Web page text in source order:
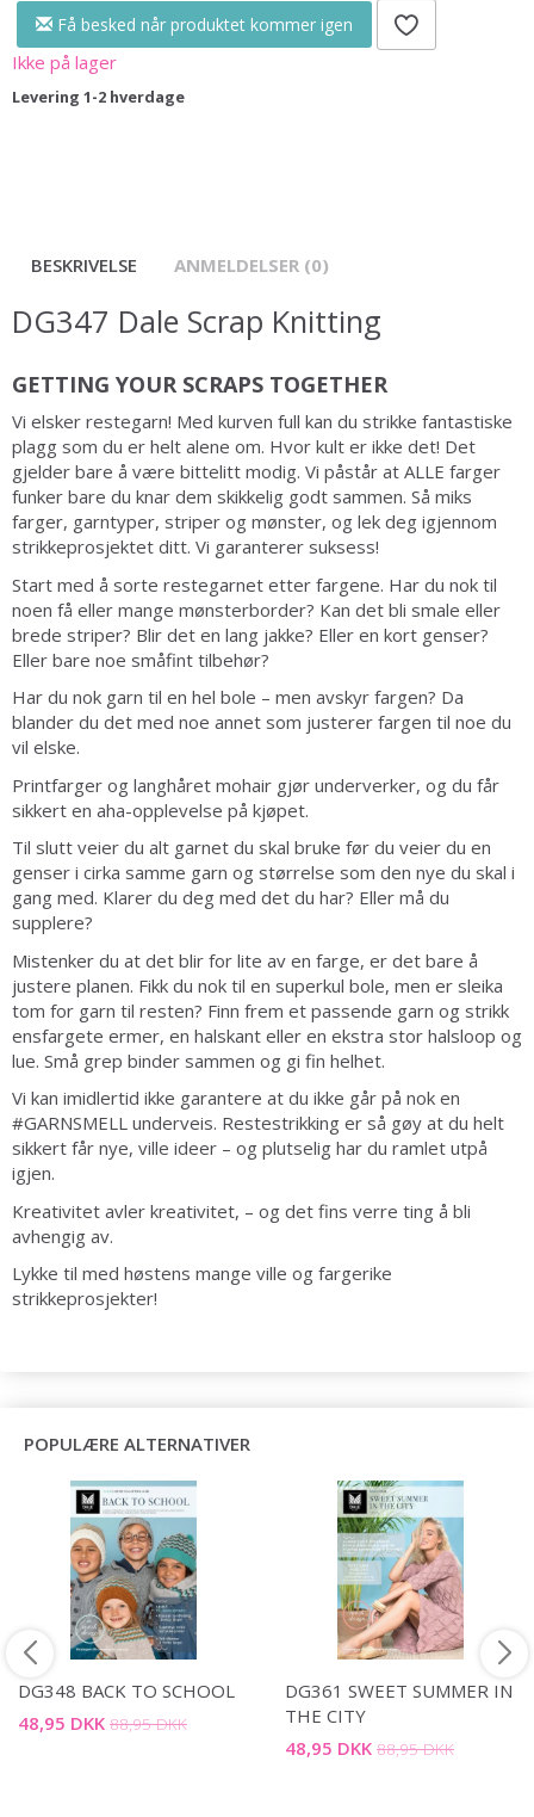
Få besked når produktet kommer igen
Ikke på lager
Levering 1-2 hverdage
BESKRIVELSE ANMELDELSER (0)
DG347 Dale Scrap Knitting
GETTING YOUR SCRAPS TOGETHER
Vi elsker restegarn! Med kurven full kan du strikke fantastiske
plagg som du er helt alene om. Hvor kult er ikke det! Det
gjelder bare å være bittelitt modig. Vi påstår at ALLE farger
funker bare du knar dem skikkelig godt sammen. Så miks
farger, garntyper, striper og mønster, og lek deg igjennom
strikkeprosjektet ditt. Vi garanterer suksess!
Start med å sorte restegarnet etter fargene. Har du nok til
noen få eller mange mønsterborder? Kan det bli smale eller
brede striper? Blir det en lang jakke? Eller en kort genser?
Eller bare noe småfint tilbehør?
Har du nok garn til en hel bole – men avskyr fargen? Da
blander du det med noe annet som justerer fargen til noe du
vil elske.
Printfarger og langhåret mohair gjør underverker, og du får
sikkert en aha-opplevelse på kjøpet.
Til slutt veier du alt garnet du skal bruke før du veier du en
genser i cirka samme garn og størrelse som den nye du skal i
gang med. Klarer du deg med det du har? Eller må du
supplere?
Mistenker du at det blir for lite av en farge, er det bare å
justere planen. Fikk du nok til en superkul bole, men er sleika
tom for garn til resten? Finn frem et passende garn og strikk
ensfargete ermer, en halskant eller en ekstra stor halsloop og
lue. Små grep binder sammen og gi fin helhet.
Vi kan imidlertid ikke garantere at du ikke går på nok en
#GARNSMELL underveis. Restestrikking er så gøy at du helt
sikkert får nye, ville ideer – og plutselig har du ramlet utpå
igjen.
Kreativitet avler kreativitet, – og det fins verre ting å bli
avhengig av.
Lykke til med høstens mange ville og fargerike
strikkeprosjekter!
POPULÆRE ALTERNATIVER
DG348 BACK TO SCHOOL
48,95 DKK 88,95 DKK
DG361 SWEET SUMMER IN
THE CITY
48,95 DKK 88,95 DKK